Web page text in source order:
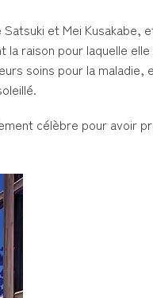
et Mei Kusakabe,
la raison pour laquelle
soins pour la maladie,
célèbre pour avoir